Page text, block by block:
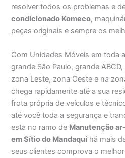
resolver todos os problemas e
condicionado Komeco,
peças originais e sempre os
Com Unidades Móveis em toda
grande São Paulo, grande
zona Leste, zona Oeste e na
chega rapidamente até a sua
frota própria de veículos e
até você toda a segurança e
esta no ramo de Manutenção
em Sítio do Mandaqui há mais
seus clientes comprova o